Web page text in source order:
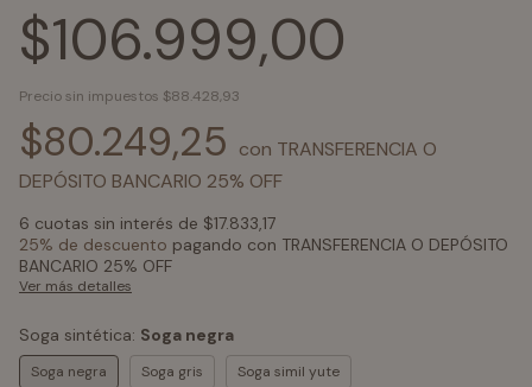
$106.999,00
Precio sin impuestos $88.428,93
$80.249,25 con TRANSFERENCIA O
DEPÓSITO BANCARIO 25% OFF
6 cuotas sin interés de $17.833,17
25% de descuento pagando con TRANSFERENCIA O DEPÓSITO
BANCARIO 25% OFF
Ver más detalles
Soga sintética: Soga negra
Soga negra Soga gris Soga simil yute